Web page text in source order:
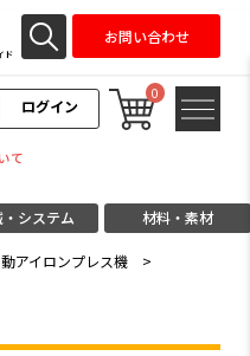
ログイン
0
ド
お問い合わせ
て
システム 材料・素材
アイロンプレス機
>